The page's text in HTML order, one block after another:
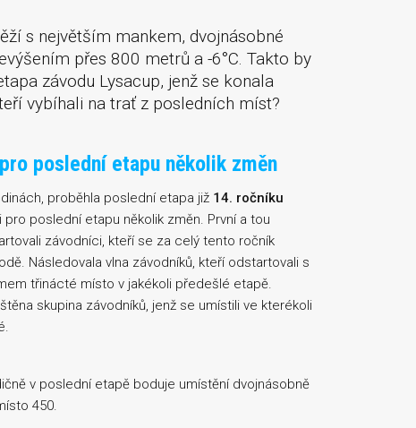
s největším mankem, dvojnásobné
přes 800 metrů a -6°C. Takto by
závodu Lysacup, jenž se konala
vybíhali na trať z posledních míst?
poslední etapu několik změn
proběhla poslední etapa již 14. ročníku
poslední etapu několik změn. První a tou
závodníci, kteří se za celý tento ročník
Následovala vlna závodníků, kteří odstartovali s
třinácté místo v jakékoli předešlé etapě.
skupina závodníků, jenž se umístili ve kterékoli
v poslední etapě boduje umístění dvojnásobně
450.